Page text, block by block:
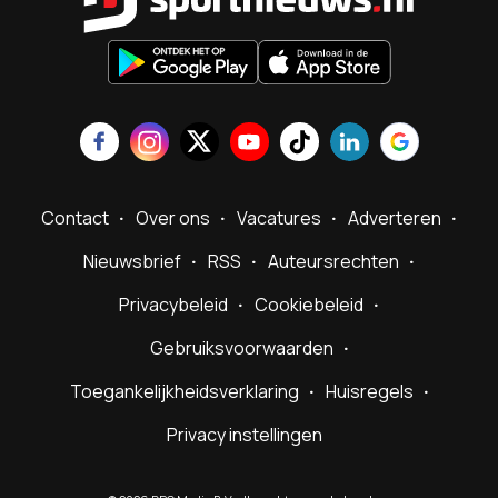
Contact Over ons Vacatures
Adverteren
Nieuwsbrief
RSS
Auteursrechten
Privacybeleid
Cookiebeleid
Gebruiksvoorwaarden
Toegankelijkheidsverklaring
Huisregels
Privacy instellingen